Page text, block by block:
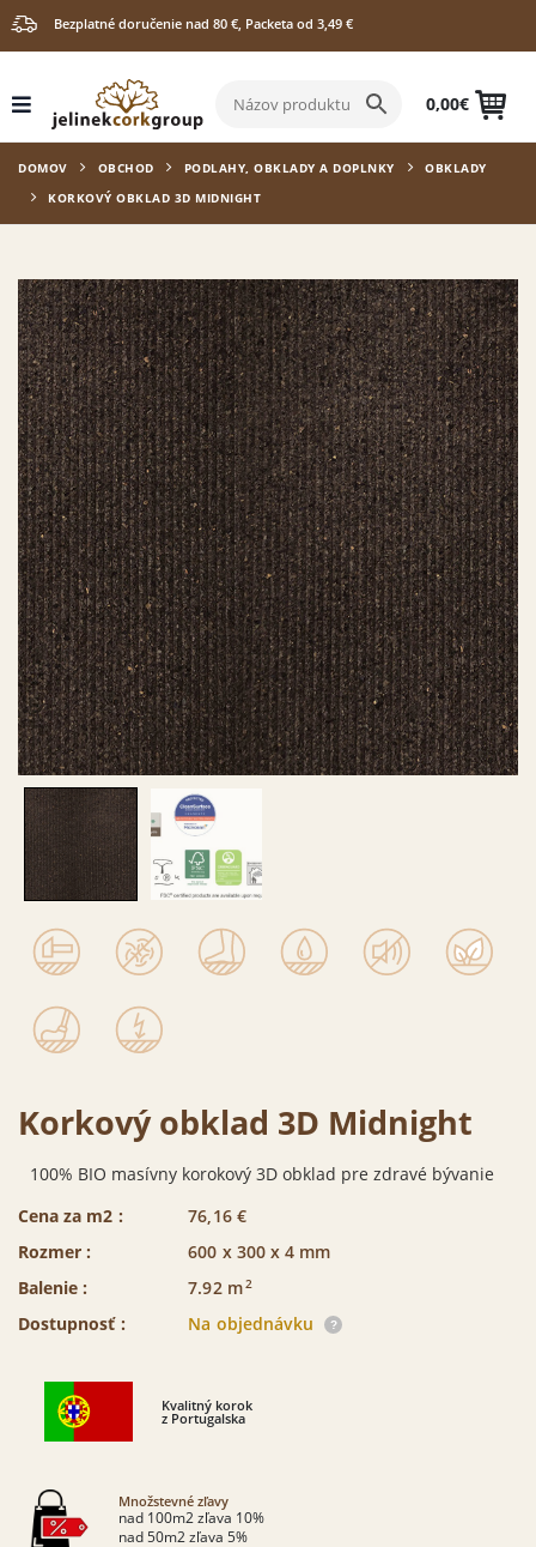
Bezplatné doručenie nad 80 €, Packeta od 3,49 €
0,00€
DOMOV OBCHOD PODLAHY, OBKLADY A DOPLNKY
OBKLADY
KORKOVÝ OBKLAD 3D MIDNIGHT
Korkový obklad 3D Midnight
100% BIO masívny korokový 3D obklad pre zdravé bývanie
Cena za m2 : 76,16 €
Rozmer :
600 x 300 x 4 mm
Balenie :
7.92 m2
Dostupnosť : Na objednávku
Kvalitný korok
z Portugalska
Množstevné zľavy
nad 100m2 zľava 10%
nad 50m2 zľava 5%